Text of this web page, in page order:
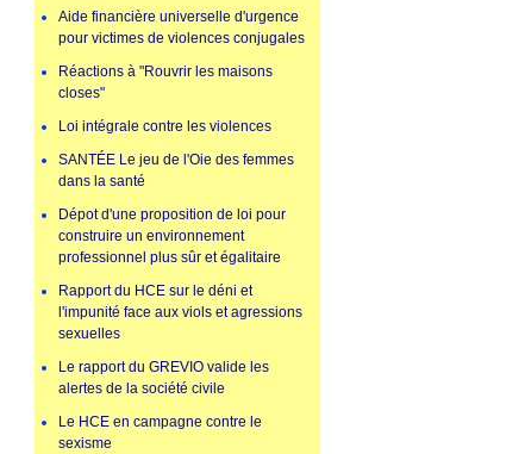
Aide financière universelle d'urgence
pour victimes de violences conjugales
Réactions à "Rouvrir les maisons
closes"
Loi intégrale contre les violences
SANTÉE Le jeu de l'Oie des femmes
dans la santé
Dépot d'une proposition de loi pour
construire un environnement
professionnel plus sûr et égalitaire
Rapport du HCE sur le déni et
l'impunité face aux viols et agressions
sexuelles
Le rapport du GREVIO valide les
alertes de la société civile
Le HCE en campagne contre le
sexisme